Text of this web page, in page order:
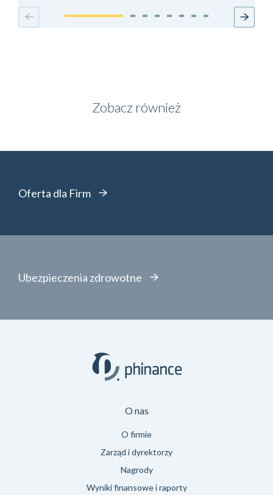
Zobacz również
Oferta dla Firm
Ubezpieczenia zdrowotne
O nas
O firmie
Zarząd i dyrektorzy
Nagrody
Wyniki finansowe i raporty